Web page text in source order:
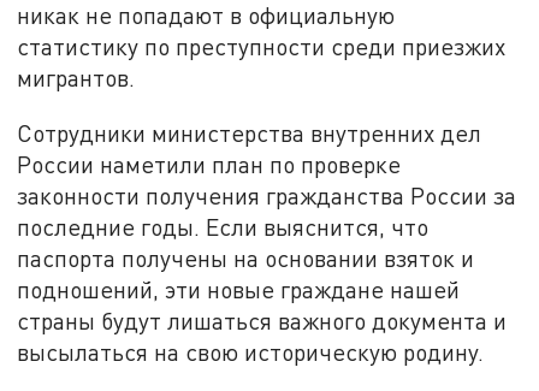
никак не попадают в официальную
статистику по преступности среди приезжих
мигрантов.
Сотрудники министерства внутренних дел
России наметили план по проверке
законности получения гражданства России за
последние годы. Если выяснится, что
паспорта получены на основании взяток и
подношений, эти новые граждане нашей
страны будут лишаться важного документа и
высылаться на свою историческую родину.